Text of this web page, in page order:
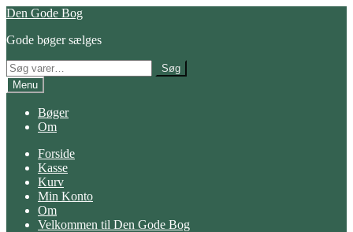
Spring
navigation
Spring
indhold
Den Gode Bog
Gode bøger sælges
Søg
efter:
Søg
Menu
Bøger
Om
Forside
Kasse
Kurv
Min Konto
Om
Velkommen til Den Gode Bog